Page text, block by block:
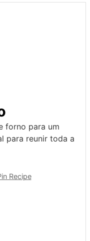
forno para um
para reunir toda a
Recipe